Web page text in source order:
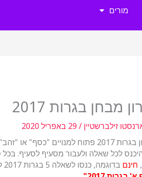
מורים
מבחן בגרות 2017
זילברשטיין / 29 באפריל 2020
"כסף" או "זהב" – לדף הרישום:
לכל שאלה ולעבור מסעיף לסעיף.
חינם בדוגמה, כנסו לשאלה 5 בגרות 2017 למטה (כל הסעיפים בחינם) או לחצו על הקישור הבא: